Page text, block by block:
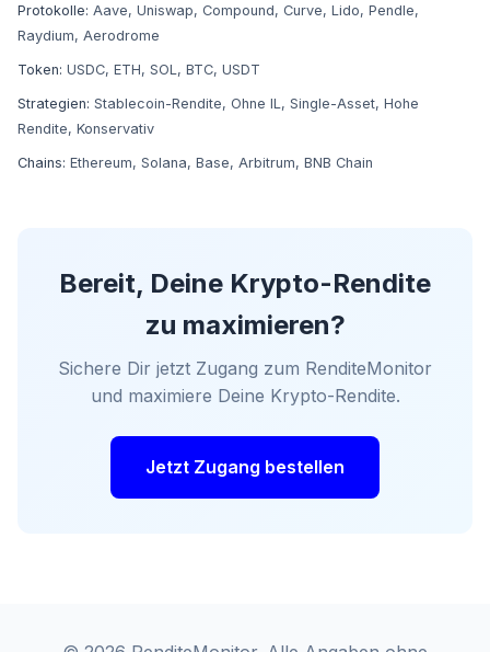
Protokolle: Aave, Uniswap, Compound, Curve, Lido, Pendle,
Raydium, Aerodrome
Token: USDC, ETH, SOL, BTC, USDT
Strategien: Stablecoin-Rendite, Ohne IL, Single-Asset, Hohe
Rendite, Konservativ
Chains: Ethereum, Solana, Base, Arbitrum, BNB Chain
Bereit, Deine Krypto-Rendite
zu maximieren?
Sichere Dir jetzt Zugang zum RenditeMonitor
und maximiere Deine Krypto-Rendite.
Jetzt Zugang bestellen